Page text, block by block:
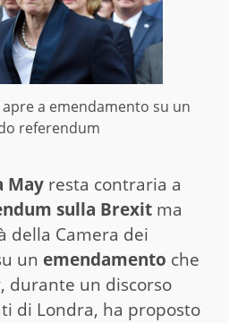
a emendamento su un
referendum
May resta contraria a
sulla Brexit ma
della Camera dei
un emendamento che
durante un discorso
di Londra, ha proposto